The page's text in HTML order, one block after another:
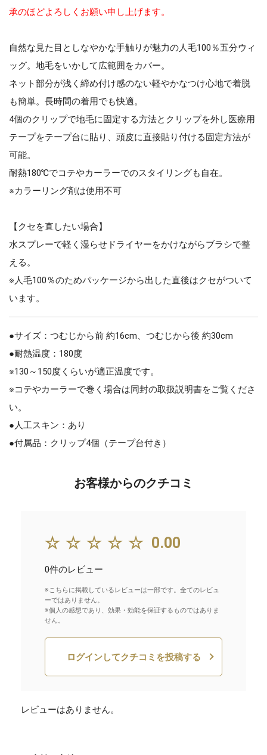
承のほどよろしくお願い申し上げます。
自然な見た目としなやかな手触りが魅力の人毛100％五分ウィ
ッグ。地毛をいかして広範囲をカバー。
ネット部分が浅く締め付け感のない軽やかなつけ心地で着脱
も簡単。長時間の着用でも快適。
4個のクリップで地毛に固定する方法とクリップを外し医療用
テープをテープ台に貼り、頭皮に直接貼り付ける固定方法が
可能。
耐熱180℃でコテやカーラーでのスタイリングも自在。
※カラーリング剤は使用不可
【クセを直したい場合】
水スプレーで軽く湿らせドライヤーをかけながらブラシで整
える。
※人毛100％のためパッケージから出した直後はクセがついて
います。
●サイズ：つむじから前 約16cm、つむじから後 約30cm
●耐熱温度：180度
※130～150度くらいが適正温度です。
※コテやカーラーで巻く場合は同封の取扱説明書をご覧くださ
い。
●人工スキン：あり
●付属品：クリップ4個（テープ台付き）
お客様からのクチコミ
☆☆☆☆☆ 0.00
0件のレビュー
※こちらに掲載しているレビューは一部です。全てのレビュ
ーではありません。
※個人の感想であり、効果・効能を保証するものではありま
せん。
ログインしてクチコミを投稿する
レビューはありません。